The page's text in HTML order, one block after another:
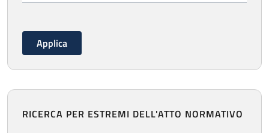
RICERCA PER ESTREMI DELL'ATTO NORMATIVO